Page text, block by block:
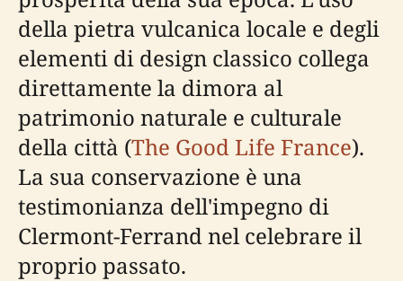
della pietra vulcanica locale e degli
elementi di design classico collega
direttamente la dimora al
patrimonio naturale e culturale
della città (The Good Life France).
La sua conservazione è una
testimonianza dell'impegno di
Clermont-Ferrand nel celebrare il
proprio passato.